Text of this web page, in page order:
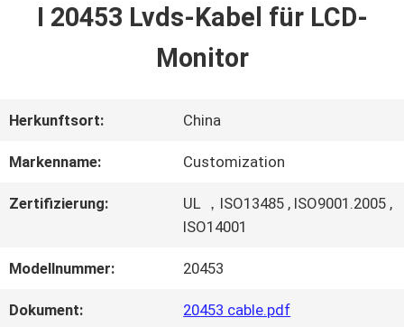
VIDEOS
I 20453 Lvds-Kabel für LCD-
Monitor
Herkunftsort: China
Markenname: Customization
Zertifizierung:
UL ，ISO13485 , ISO9001.2005 ,
ISO14001
Modellnummer: 20453
Dokument: 20453 cable.pdf